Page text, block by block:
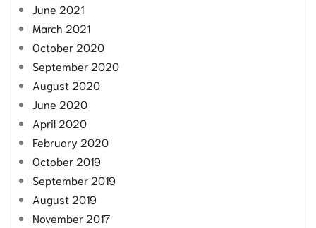
June 2021
March 2021
October 2020
September 2020
August 2020
June 2020
April 2020
February 2020
October 2019
September 2019
August 2019
November 2017